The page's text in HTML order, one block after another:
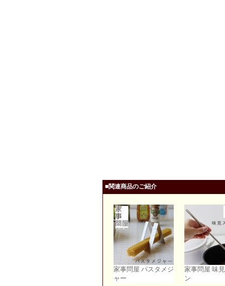
■関連商品のご紹介
家事問屋 パスタメジ
ャー
家事問屋 味
ン